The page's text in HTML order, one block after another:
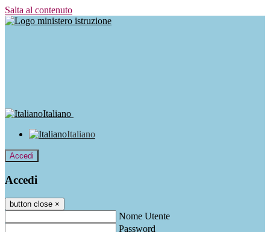
Salta al contenuto
Italiano
Italiano
Accedi
Accedi
button close ×
Nome Utente
Password